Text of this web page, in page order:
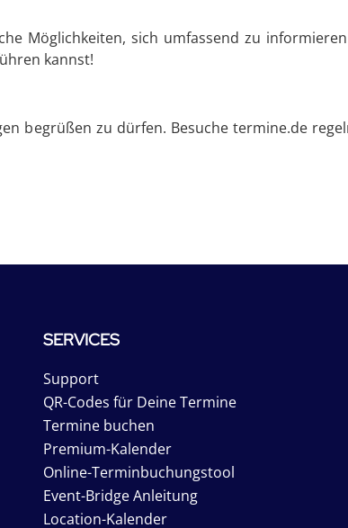
Möglichkeiten, sich umfassend zu
kannst!
begrüßen zu dürfen. Besuche termine.de
SERVICES
Support
QR-Codes für Deine Termine
Termine buchen
Premium-Kalender
Online-Terminbuchungstool
Event-Bridge Anleitung
Location-Kalender